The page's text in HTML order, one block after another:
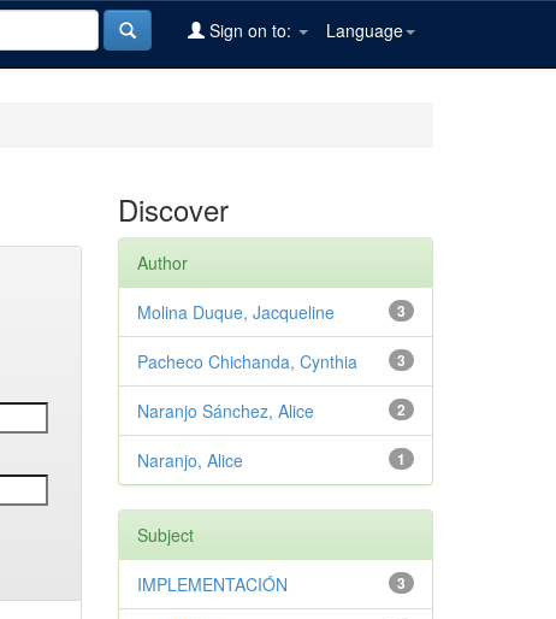
Language
Sign on to:
Discover
Author
3
Molina Duque, Jacqueline
3
Pacheco Chichanda, Cynthia
2
Naranjo Sánchez, Alice
1
Naranjo, Alice
Subject
3
IMPLEMENTACIÓN